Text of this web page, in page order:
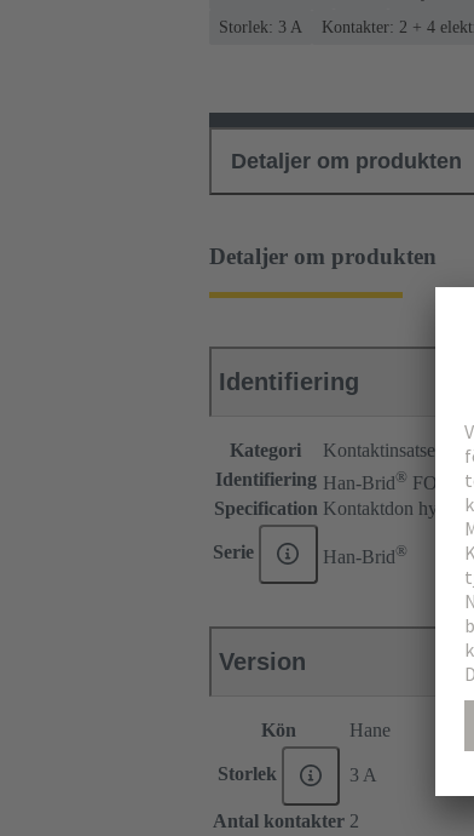
Storlek: 3 A
Kontakter: 2 + 4
Detaljer om produkten
Detaljer om produkten
Identifiering
Kategori
Kontaktinsatser
Identifiering Han-Brid® FO
Specification Kontaktdon
Serie Han-Brid®
Version
Kön Hane
Storlek 3 A
Antal kontakter 2